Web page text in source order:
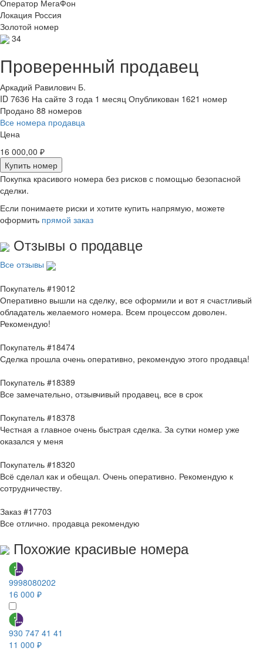
Оператор МегаФон
Локация Россия
Золотой номер
34
Проверенный продавец
Аркадий Равилович Б.
ID 7636 На сайте 3 года 1 месяц Опубликован 1621 номер
Продано 88 номеров
Все номера продавца
Цена
16 000,00 ₽
Купить номер
Покупка красивого номера без рисков с помощью безопасной
сделки.
Если понимаете риски и хотите купить напрямую, можете
оформить прямой заказ
Отзывы о продавце
Все отзывы
Покупатель #19012
Оперативно вышли на сделку, все оформили и вот я счастливый
обладатель желаемого номера. Всем процессом доволен.
Рекомендую!
Покупатель #18474
Сделка прошла очень оперативно, рекомендую этого продавца!
Покупатель #18389
Все замечательно, отзывчивый продавец, все в срок
Покупатель #18378
Честная а главное очень быстрая сделка. За сутки номер уже
оказался у меня
Покупатель #18320
Всё сделал как и обещал. Очень оперативно. Рекомендую к
сотрудничеству.
Заказ #17703
Все отлично. продавца рекомендую
Похожие красивые номера
9998080202
16 000 ₽
930 747 41 41
11 000 ₽